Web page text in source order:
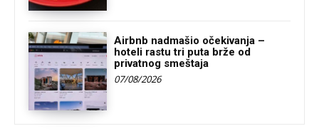
Airbnb nadmašio očekivanja –
hoteli rastu tri puta brže od
privatnog smeštaja
07/08/2026